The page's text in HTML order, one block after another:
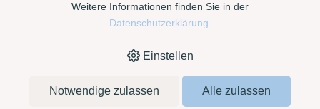
Weitere Informationen finden Sie in der
Datenschutzerklärung
Einstellen
Notwendige zulassen Alle zulassen